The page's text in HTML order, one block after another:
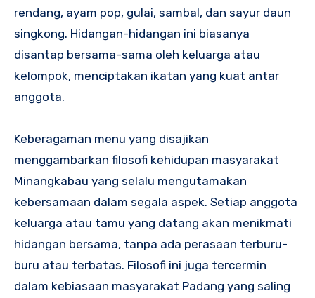
rendang, ayam pop, gulai, sambal, dan sayur daun
singkong. Hidangan-hidangan ini biasanya
disantap bersama-sama oleh keluarga atau
kelompok, menciptakan ikatan yang kuat antar
anggota.
Keberagaman menu yang disajikan
menggambarkan filosofi kehidupan masyarakat
Minangkabau yang selalu mengutamakan
kebersamaan dalam segala aspek. Setiap anggota
keluarga atau tamu yang datang akan menikmati
hidangan bersama, tanpa ada perasaan terburu-
buru atau terbatas. Filosofi ini juga tercermin
dalam kebiasaan masyarakat Padang yang saling